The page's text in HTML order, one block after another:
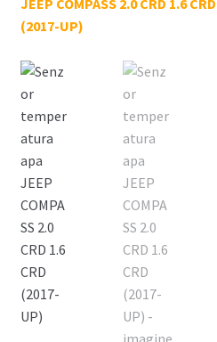
Coș
Plată
Politica COOKIE
Politica de confidentialitate